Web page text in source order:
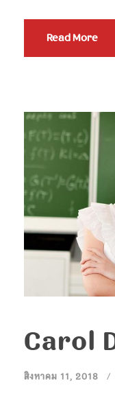
Read More
Carol
สิงหาคม 11, 2018